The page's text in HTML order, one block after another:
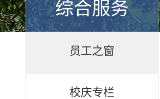
综合服务
员工之窗
校庆专栏